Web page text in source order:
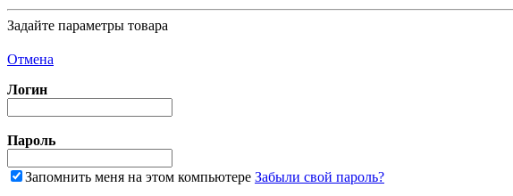
Задайте параметры товара
Отмена
Логин
Пароль
Запомнить меня на этом компьютере Забыли свой пароль?